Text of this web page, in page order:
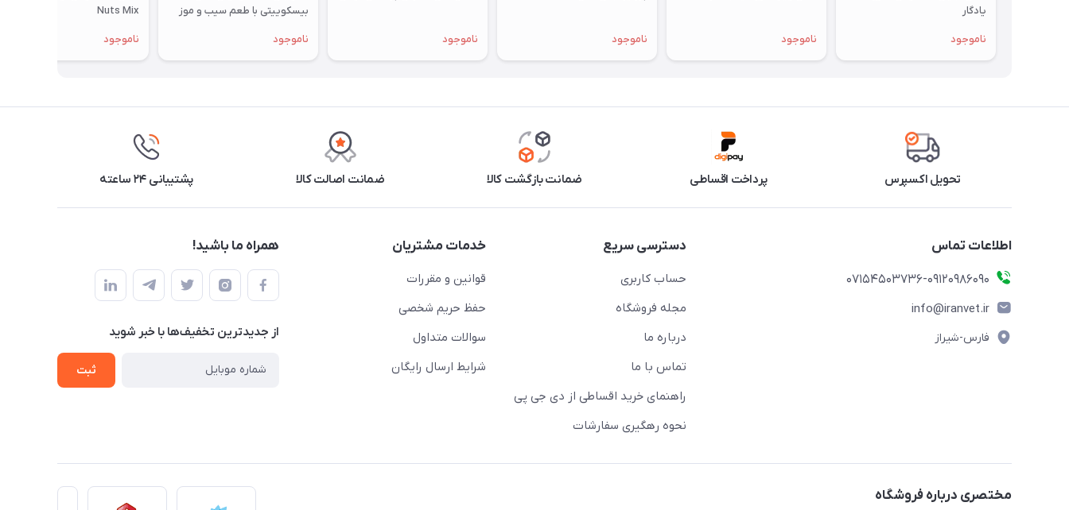
یادگار
ناموجود ناموجود ناموجود ناموجود
بیسکوییتی با طعم سیب و موز
ناموجود
Nuts Mix
ناموجود
تحویل اکسپرس پرداخت اقساطی ضمانت بازگشت کالا ضمانت اصالت کالا پشتیبانی ۲۴ ساعته
اطلاعات تماس
07154503736-09120986090
info@iranvet.ir
فارس-شیراز
دسترسی سریع
حساب کاربری
مجله فروشگاه
درباره ما
تماس با ما
راهنمای خرید اقساطی از دی جی پی
نحوه رهگیری سفارشات
خدمات مشتریان
قوانین و مقررات
حفظ حریم شخصی
سوالات متداول
شرایط ارسال رایگان
همراه ما باشید!
از جدید‌ترین تخفیف‌ها با‌ خبر شوید
ثبت
مختصری درباره فروشگاه